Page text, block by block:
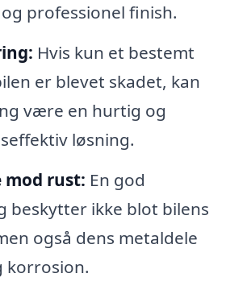
professionel finish.
Hvis kun et bestemt
er blevet skadet, kan
være en hurtig og
løsning.
mod rust: En god
beskytter ikke blot bilens
også dens metaldele
korrosion.